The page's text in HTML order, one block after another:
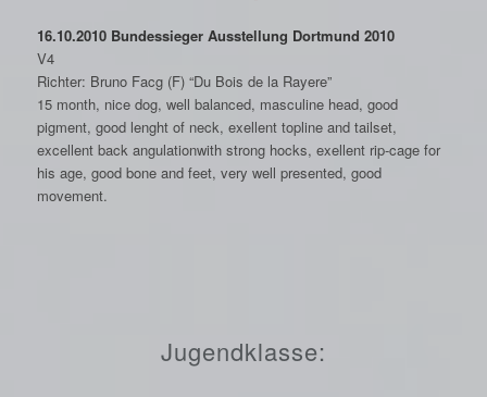
16.10.2010 Bundessieger Ausstellung Dortmund 2010
V4
Richter: Bruno Facg (F) “Du Bois de la Rayere”
15 month, nice dog, well balanced, masculine head, good
pigment, good lenght of neck, exellent topline and tailset,
excellent back angulationwith strong hocks, exellent rip-cage for
his age, good bone and feet, very well presented, good
movement.
Jugendklasse: